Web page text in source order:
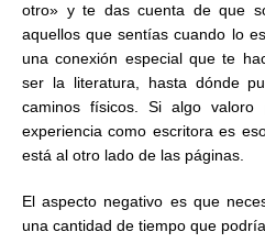
otro» y te das cuenta de que
aquellos que sentías cuando lo
una conexión especial que te
ser la literatura, hasta dónde
caminos físicos. Si algo
experiencia como escritora es
está al otro lado de las páginas.
El aspecto negativo es que
una cantidad de tiempo que